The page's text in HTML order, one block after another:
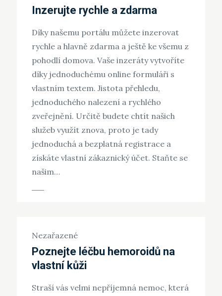
Inzerujte rychle a zdarma
Díky našemu portálu můžete inzerovat
rychle a hlavně zdarma a ještě ke všemu z
pohodlí domova. Vaše inzeráty vytvoříte
díky jednoduchému online formuláři s
vlastním textem. Jistota přehledu,
jednoduchého nalezení a rychlého
zveřejnění. Určitě budete chtít našich
služeb využít znova, proto je tady
jednoduchá a bezplatná registrace a
získáte vlastní zákaznický účet. Staňte se
našim…
Nezařazené
Poznejte léčbu hemoroidů na
vlastní kůži
Straší vás velmi nepříjemná nemoc, která